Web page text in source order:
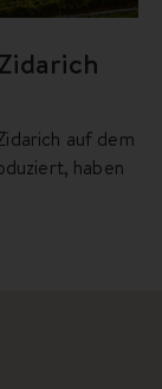
auf dem
haben